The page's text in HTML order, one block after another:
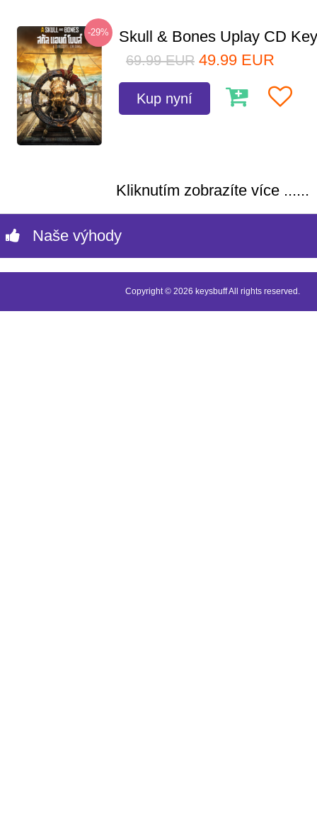
-29% Skull & Bones Uplay CD
69.99 EUR 49.99 EUR
Kup nyní
Kliknutím zobrazíte více ......
Naše výhody
Copyright © 2026 keysbuff All rights reserved.